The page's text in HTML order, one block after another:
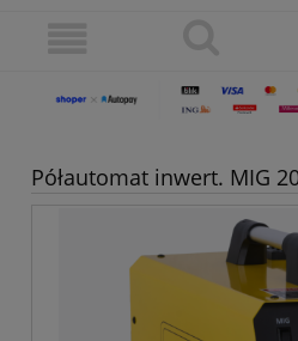
Półautomat inwert. MIG